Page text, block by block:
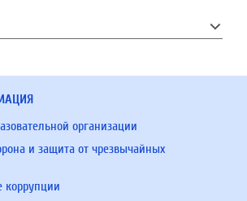
организации
и защита от чрезвычайных
коррупции